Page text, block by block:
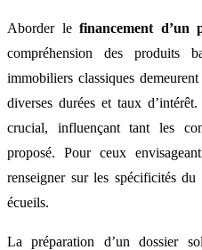
Aborder lefinancement d’un
compréhension des produits
immobiliers classiques
diverses durées et taux
crucial, influençant tant les
proposé. Pour ceux
renseigner sur les spécificités
écueils.
La préparation d’un dossier